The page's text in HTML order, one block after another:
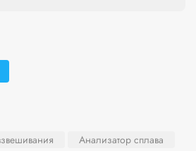
Анализатор сплава